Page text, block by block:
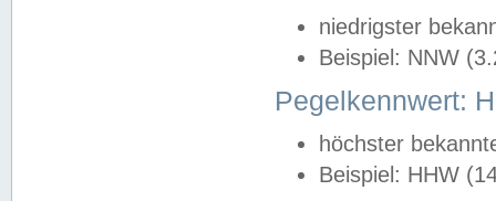
niedrigster
Beispiel: NNW
Pegelkennwert:
höchster
Beispiel: HHW